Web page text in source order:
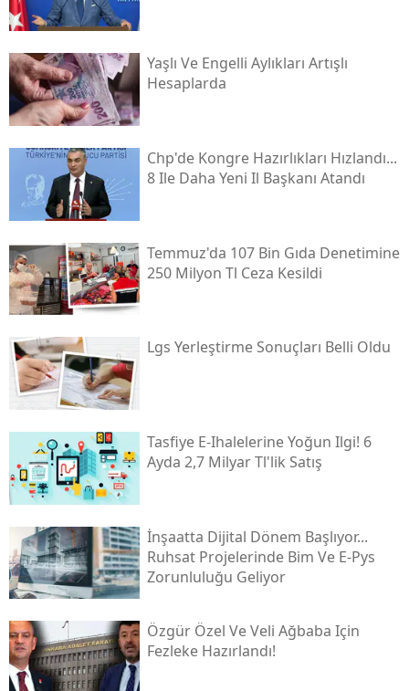
Yaşlı Ve Engelli Aylıkları Artışlı
Hesaplarda
Chp'de Kongre Hazırlıkları Hızlandı...
8 Ile Daha Yeni Il Başkanı Atandı
Temmuz'da 107 Bin Gıda Denetimine
250 Milyon Tl Ceza Kesildi
Lgs Yerleştirme Sonuçları Belli Oldu
Tasfiye E-Ihalelerine Yoğun Ilgi! 6
Ayda 2,7 Milyar Tl'lik Satış
İnşaatta Dijital Dönem Başlıyor...
Ruhsat Projelerinde Bim Ve E-Pys
Zorunluluğu Geliyor
Özgür Özel Ve Veli Ağbaba Için
Fezleke Hazırlandı!